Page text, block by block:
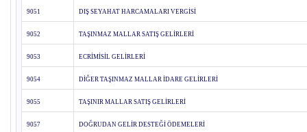
9051 DIŞ SEYAHAT HARCAMALARI VERGİSİ
9052 TAŞINMAZ MALLAR SATIŞ GELİRLERİ
9053 ECRİMİSİL GELİRLERİ
9054 DİĞER TAŞINMAZ MALLAR İDARE GELİRLERİ
9055 TAŞINIR MALLAR SATIŞ GELİRLERİ
9057 DOĞRUDAN GELİR DESTEĞİ ÖDEMELERİ